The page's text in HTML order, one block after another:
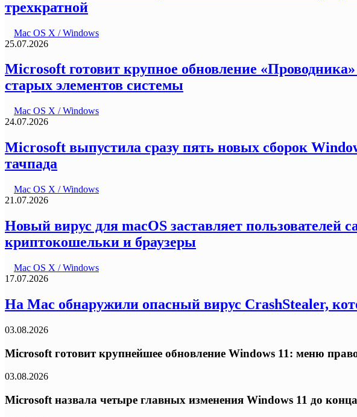
трехкратной
Mac OS X / Windows
25.07.2026
Microsoft готовит крупное обновление
старых элементов системы
Mac OS X / Windows
24.07.2026
Microsoft выпустила сразу пять новых сборок
тачпада
Mac OS X / Windows
21.07.2026
Новый вирус для macOS заставляет пользователей
криптокошельки и браузеры
Mac OS X / Windows
17.07.2026
На Mac обнаружили опасный вирус CrashStealer,
03.08.2026
Microsoft готовит крупнейшее обновление Windows 11: меню
03.08.2026
Microsoft назвала четыре главных изменения Windows 11 до